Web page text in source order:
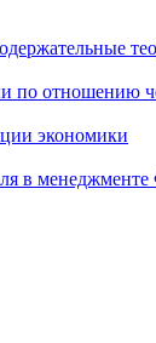
по отношению
экономики
в менеджменте